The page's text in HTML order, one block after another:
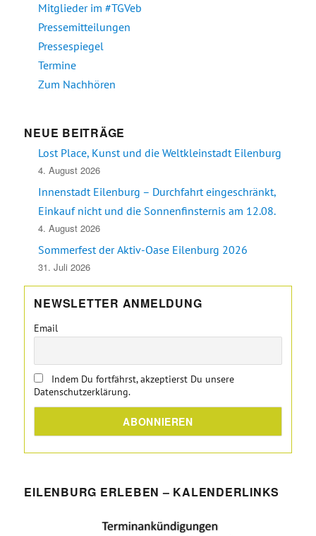
Mitglieder im #TGVeb
Pressemitteilungen
Pressespiegel
Termine
Zum Nachhören
NEUE BEITRÄGE
Lost Place, Kunst und die Weltkleinstadt Eilenburg
4. August 2026
Innenstadt Eilenburg – Durchfahrt eingeschränkt,
Einkauf nicht und die Sonnenfinsternis am 12.08.
4. August 2026
Sommerfest der Aktiv-Oase Eilenburg 2026
31. Juli 2026
NEWSLETTER ANMELDUNG
Email
Indem Du fortfährst, akzeptierst Du unsere
Datenschutzerklärung.
EILENBURG ERLEBEN – KALENDERLINKS